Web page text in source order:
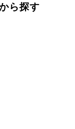
ら探す